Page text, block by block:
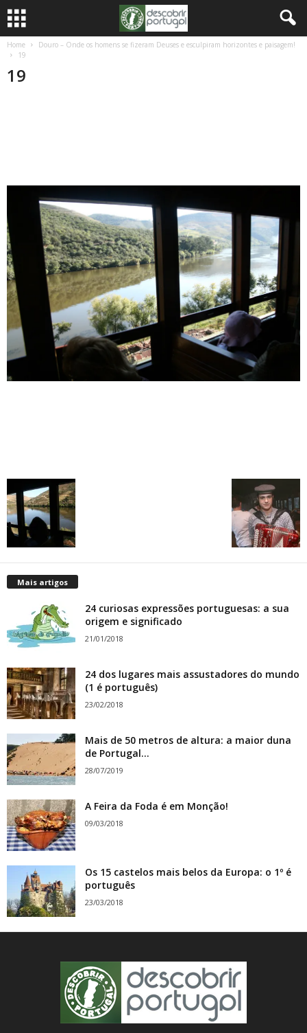
Home
Douro – Onde os homens se fizeram Deuses e esculpiram horizontes e paisagem!
19
19
Mais artigos
24 curiosas expressões portuguesas: a sua
origem e significado
21/01/2018
24 dos lugares mais assustadores do mundo
(1 é português)
23/02/2018
Mais de 50 metros de altura: a maior duna
de Portugal...
28/07/2019
A Feira da Foda é em Monção!
09/03/2018
Os 15 castelos mais belos da Europa: o 1º é
português
23/03/2018